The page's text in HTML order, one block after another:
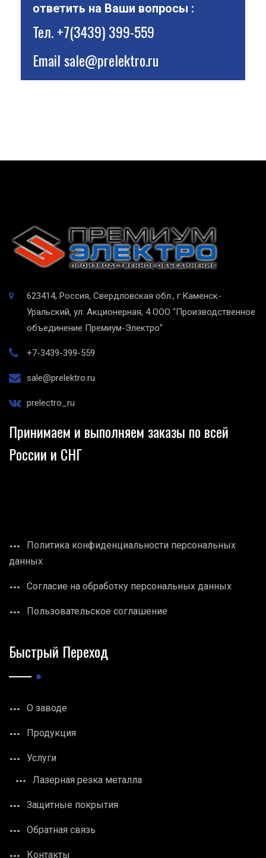
ответить на Ваши вопросы :
Тел.+7(3439) 399-559
Emailsale@prelektro.ru
623414, Россия, Свердловская обл., г.Каменск-
Уральский, ул. Акционерная, 4 ООО "Производственное
объединение Премиум-Электро"
+7-3439-399-559
sale@prelektro.ru
prelectro_ru
Принимаем и выполняем заказы по всей
России и СНГ
Политика конфиденциальности персональных
данных
Согласие на обработку персональных данных
Пользовательское соглашение
Быстрый Переход
О заводе
Продукция
Услуги
Лазерная резка металла
Защитные покрытия
Обратная связь
Контакты